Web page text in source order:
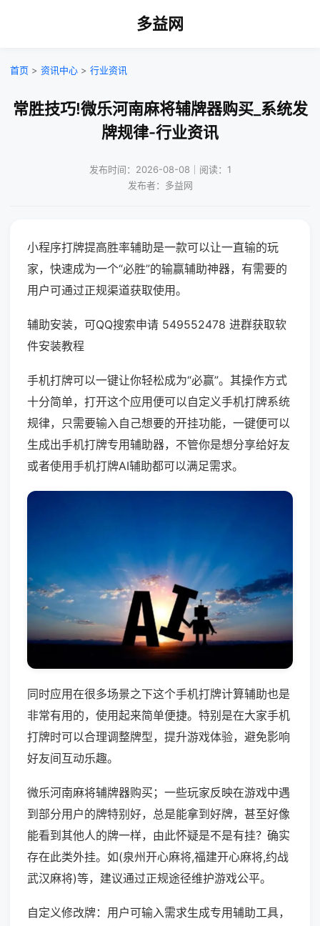
多益网
首页 > 资讯中心 > 行业资讯
常胜技巧!微乐河南麻将辅牌器购买_系统发
牌规律-行业资讯
发布时间：2026-08-08｜阅读：1
发布者：多益网
小程序打牌提高胜率辅助是一款可以让一直输的玩
家，快速成为一个“必胜”的输赢辅助神器，有需要的
用户可通过正规渠道获取使用。
辅助安装，可QQ搜索申请 549552478 进群获取软
件安装教程
手机打牌可以一键让你轻松成为“必赢”。其操作方式
十分简单，打开这个应用便可以自定义手机打牌系统
规律，只需要输入自己想要的开挂功能，一键便可以
生成出手机打牌专用辅助器，不管你是想分享给好友
或者使用手机打牌AI辅助都可以满足需求。
同时应用在很多场景之下这个手机打牌计算辅助也是
非常有用的，使用起来简单便捷。特别是在大家手机
打牌时可以合理调整牌型，提升游戏体验，避免影响
好友间互动乐趣。
微乐河南麻将辅牌器购买；一些玩家反映在游戏中遇
到部分用户的牌特别好，总是能拿到好牌，甚至好像
能看到其他人的牌一样，由此怀疑是不是有挂？确实
存在此类外挂。如(泉州开心麻将,福建开心麻将,约战
武汉麻将)等，建议通过正规途径维护游戏公平。
自定义修改牌：用户可输入需求生成专用辅助工具，